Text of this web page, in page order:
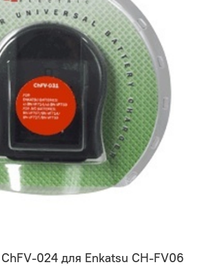
024 для Enkatsu CH-FV06